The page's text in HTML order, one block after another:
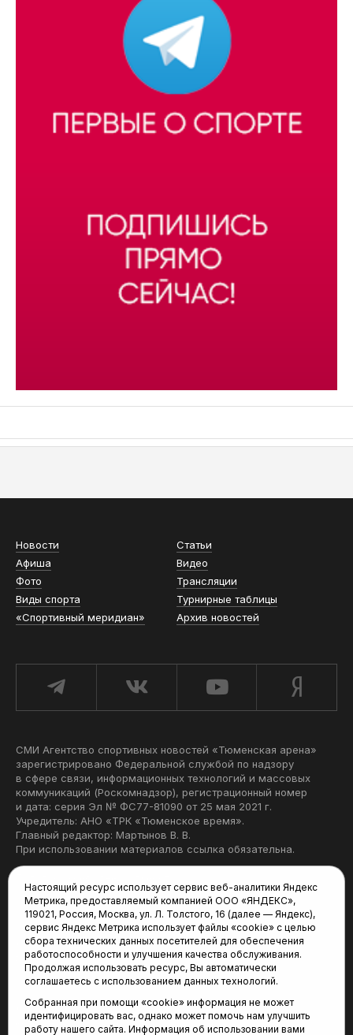
Новости
Статьи
Афиша
Видео
Фото
Трансляции
Виды спорта
Турнирные таблицы
«Спортивный меридиан»
Архив новостей
СМИ Агентство спортивных новостей «Тюменская арена»
зарегистрировано Федеральной службой по надзору
в сфере связи, информационных технологий и массовых
коммуникаций (Роскомнадзор), регистрационный номер
и дата: серия Эл № ФС77-81090 от 25 мая 2021 г.
Учредитель: АНО «ТРК «Тюменское время».
Главный редактор: Мартынов В. В.
При использовании материалов ссылка обязательна.
Редакция:
625035, Тюмень, пр. Геологоразведчиков, 28А
(3452) 68-22-28
tum-arena@mail.ru
Отдел продаж:
(3452) 68-89-78
kotovaev@sibinformburo.ru
Настоящий ресурс использует сервис веб-аналитики Яндекс
Метрика, предоставляемый компанией ООО «ЯНДЕКС»,
119021, Россия, Москва, ул. Л. Толстого, 16 (далее — Яндекс),
сервис Яндекс Метрика использует файлы «cookie» с целью
сбора технических данных посетителей для обеспечения
работоспособности и улучшения качества обслуживания.
Продолжая использовать ресурс, Вы автоматически
соглашаетесь с использованием данных технологий.
Собранная при помощи «cookie» информация не может
идентифицировать вас, однако может помочь нам улучшить
работу нашего сайта. Информация об использовании вами